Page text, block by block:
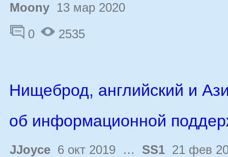
Moony 13 мар 2020
0
2535
Нищеброд, английский и
об информационной
JJoyce 6 окт 2019 … SS1 21 фев